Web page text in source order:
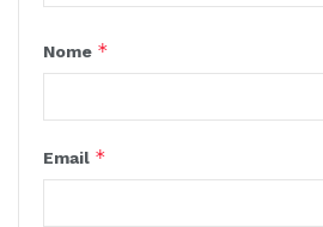
Nome *
Email *